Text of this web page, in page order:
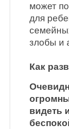
может
для
злобы и
Как
видеть